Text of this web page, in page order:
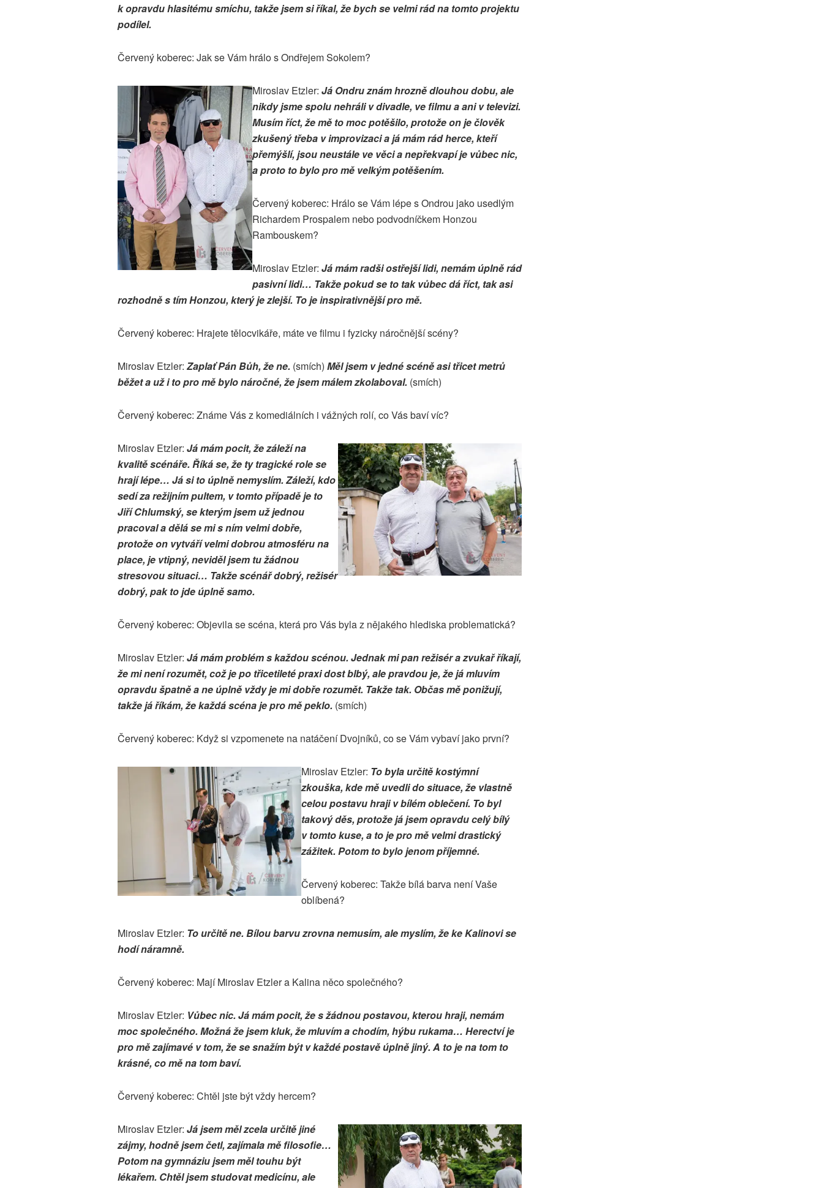
k opravdu hlasitému smíchu, takže jsem si říkal, že bych se velmi rád na tomto projektu
podílel.
Červený koberec: Jak se Vám hrálo s Ondřejem Sokolem?
Miroslav Etzler: Já Ondru znám hrozně dlouhou dobu, ale
nikdy jsme spolu nehráli v divadle, ve filmu a ani v televizi.
Musím říct, že mě to moc potěšilo, protože on je člověk
zkušený třeba v improvizaci a já mám rád herce, kteří
přemýšlí, jsou neustále ve věci a nepřekvapí je vůbec nic,
a proto to bylo pro mě velkým potěšením.
Červený koberec: Hrálo se Vám lépe s Ondrou jako usedlým
Richardem Prospalem nebo podvodníčkem Honzou
Rambouskem?
Miroslav Etzler: Já mám radši ostřejší lidi, nemám úplně rád
pasivní lidi… Takže pokud se to tak vůbec dá říct, tak asi
rozhodně s tím Honzou, který je zlejší. To je inspirativnější pro mě.
Červený koberec: Hrajete tělocvikáře, máte ve filmu i fyzicky náročnější scény?
Miroslav Etzler: Zaplať Pán Bůh, že ne. (smích) Měl jsem v jedné scéně asi třicet metrů
běžet a už i to pro mě bylo náročné, že jsem málem zkolaboval. (smích)
Červený koberec: Známe Vás z komediálních i vážných rolí, co Vás baví víc?
Miroslav Etzler: Já mám pocit, že záleží na
kvalitě scénáře. Říká se, že ty tragické role se
hrají lépe… Já si to úplně nemyslím. Záleží, kdo
sedí za režijním pultem, v tomto případě je to
Jiří Chlumský, se kterým jsem už jednou
pracoval a dělá se mi s ním velmi dobře,
protože on vytváří velmi dobrou atmosféru na
place, je vtipný, neviděl jsem tu žádnou
stresovou situaci… Takže scénář dobrý, režisér
dobrý, pak to jde úplně samo.
Červený koberec: Objevila se scéna, která pro Vás byla z nějakého hlediska problematická?
Miroslav Etzler: Já mám problém s každou scénou. Jednak mi pan režisér a zvukař říkají,
že mi není rozumět, což je po třicetileté praxi dost blbý, ale pravdou je, že já mluvím
opravdu špatně a ne úplně vždy je mi dobře rozumět. Takže tak. Občas mě ponižují,
takže já říkám, že každá scéna je pro mě peklo. (smích)
Červený koberec: Když si vzpomenete na natáčení Dvojníků, co se Vám vybaví jako první?
Miroslav Etzler: To byla určitě kostýmní
zkouška, kde mě uvedli do situace, že vlastně
celou postavu hraji v bílém oblečení. To byl
takový děs, protože já jsem opravdu celý bílý
v tomto kuse, a to je pro mě velmi drastický
zážitek. Potom to bylo jenom příjemné.
Červený koberec: Takže bílá barva není Vaše
oblíbená?
Miroslav Etzler: To určitě ne. Bílou barvu zrovna nemusím, ale myslím, že ke Kalinovi se
hodí náramně.
Červený koberec: Mají Miroslav Etzler a Kalina něco společného?
Miroslav Etzler: Vůbec nic. Já mám pocit, že s žádnou postavou, kterou hraji, nemám
moc společného. Možná že jsem kluk, že mluvím a chodím, hýbu rukama… Herectví je
pro mě zajímavé v tom, že se snažím být v každé postavě úplně jiný. A to je na tom to
krásné, co mě na tom baví.
Červený koberec: Chtěl jste být vždy hercem?
Miroslav Etzler: Já jsem měl zcela určitě jiné
zájmy, hodně jsem četl, zajímala mě filosofie…
Potom na gymnáziu jsem měl touhu být
lékařem. Chtěl jsem studovat medicínu, ale